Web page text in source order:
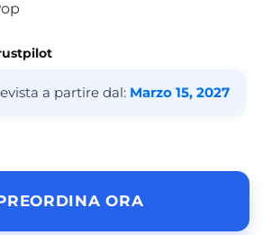
a partire dal: Marzo 15, 2027
with Doll Movie N° 1973 quantità
ORA